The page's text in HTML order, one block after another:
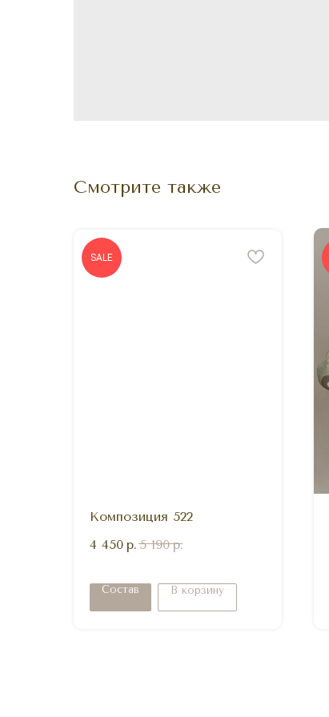
Смотрите также
SALE
Композиция 522
4 450 р. 5 190 р.
Состав В корзину